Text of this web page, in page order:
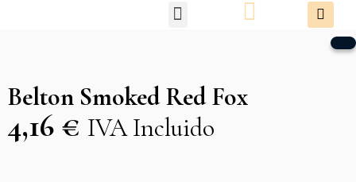
Belton Smoked Red Fox
4,16 € IVA Incluido